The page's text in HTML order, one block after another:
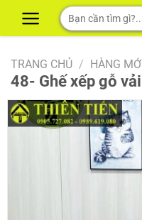
Tìm
kiếm:
TRANG CHỦ / HÀNG
48- Ghế xếp gỗ